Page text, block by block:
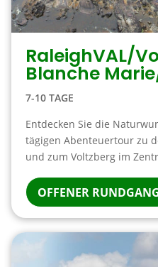
RaleighVAL/
Blanche
7-10 TAGE
Entdecken Sie die
tägigen Abenteuertour zu
und zum Voltzberg im
OFFENER